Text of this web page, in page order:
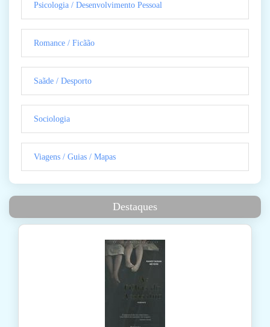
Psicologia / Desenvolvimento Pessoal
Romance / Ficãão
Saãde / Desporto
Sociologia
Viagens / Guias / Mapas
Destaques